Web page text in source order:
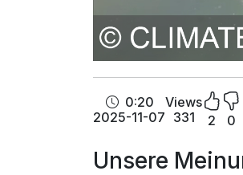
0:20
2025-11-07
Views
331
2 0
Unsere